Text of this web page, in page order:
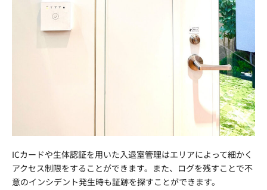
ICカードや生体認証を用いた入退室管理はエリアによって細かく
アクセス制限をすることができます。また、ログを残すことで不
意のインシデント発生時も証跡を探すことができます。